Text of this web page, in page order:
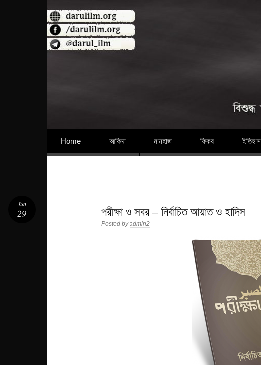
Skip to content
Home আকিদা মানহাজ ফিকর ইতিহাস
পরীক্ষা ও সবর – নির্বাচিত আয়াত ও হাদিস
Posted byadmin2
Jun
29